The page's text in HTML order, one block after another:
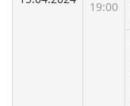
19:00